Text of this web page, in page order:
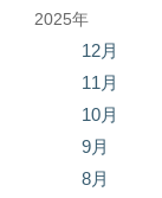
2025年
12月
11月
10月
9月
8月